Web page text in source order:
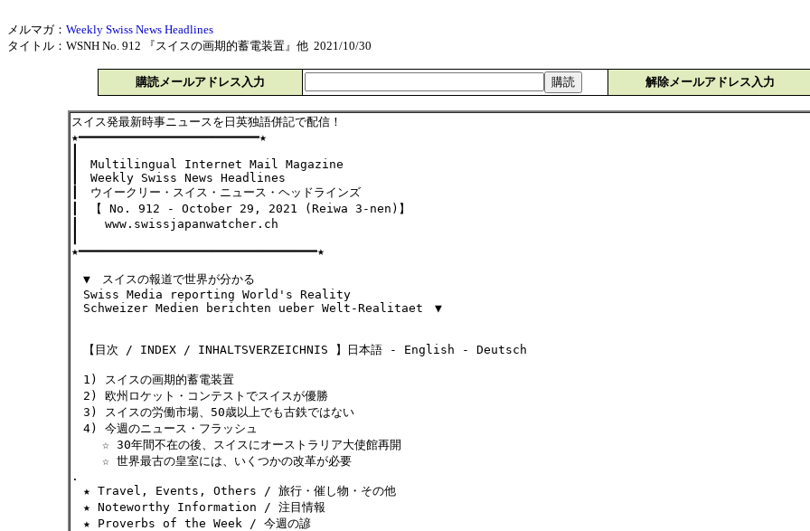
メルマガ： Weekly Swiss News Headlines
タイトル：WSNH No. 912 『スイスの画期的蓄電装置』他 2021/10/30
購読メールアドレス入力 解除メールアドレス入力
スイス発最新時事ニュースを日英独語併記で配信！
★━━━━━━━━━━━━━━━━━━━━━━━━━★
┃ Multilingual Internet Mail Magazine
┃ Weekly Swiss News Headlines
┃ ウイークリー・スイス・ニュース・ヘッドラインズ
┃ 【 No. 912 - October 29, 2021 (Reiwa 3-nen)】
┃ www.swissjapanwatcher.ch
★━━━━━━━━━━━━━━━━━━━━━━━━━━━━━━━━━★
▼ スイスの報道で世界が分かる
Swiss Media reporting World's Reality
Schweizer Medien berichten ueber Welt-Realitaet ▼
【目次 / INDEX / INHALTSVERZEICHNIS 】日本語 - English - Deutsch
1) スイスの画期的蓄電装置
2) 欧州ロケット・コンテストでスイスが優勝
3) スイスの労働市場、50歳以上でも古鉄ではない
4) 今週のニュース・フラッシュ
☆ 30年間不在の後、スイスにオーストラリア大使館再開
☆ 世界最古の皇室には、いくつかの改革が必要
.
★ Travel, Events, Others / 旅行・催し物・その他
★ Noteworthy Information / 注目情報
★ Proverbs of the Week / 今週の諺